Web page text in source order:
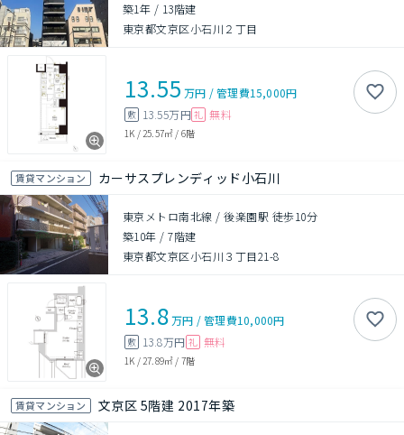
築1年 / 13階建
東京都文京区小石川２丁目
13.55 万円 /管理費15,000円
敷 13.55万円 礼 無料
1K / 25.57㎡ / 6階
賃貸マンション カーサスプレンディッド小石川
東京メトロ南北線 / 後楽園駅 徒歩10分
築10年 /7階建
東京都文京区小石川３丁目21-8
13.8万円 /管理費10,000円
敷 13.8万円 礼 無料
1K / 27.89㎡ / 7階
賃貸マンション 文京区 5階建 2017年築